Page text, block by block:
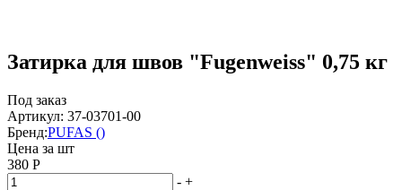
Затирка для швов "Fugenweiss" 0,75 кг
Под заказ
Артикул: 37-03701-00
Бренд:PUFAS ()
Цена за шт
380 Р
- +